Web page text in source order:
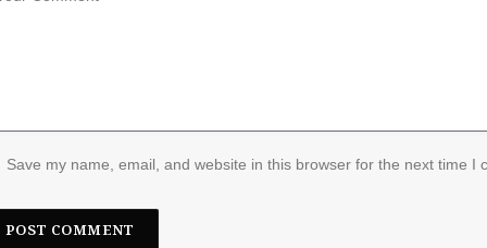
Save my name, email, and website in this browser for the next time I